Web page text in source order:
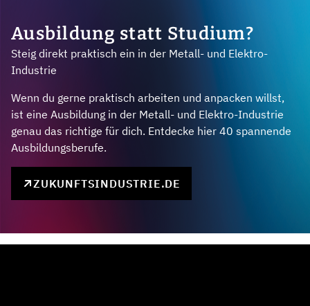
Ausbildung statt Studium?
Steig direkt praktisch ein in der Metall- und Elektro-
Industrie
Wenn du gerne praktisch arbeiten und anpacken willst,
ist eine Ausbildung in der Metall- und Elektro-Industrie
genau das richtige für dich. Entdecke hier 40 spannende
Ausbildungsberufe.
ZUKUNFTSINDUSTRIE.DE